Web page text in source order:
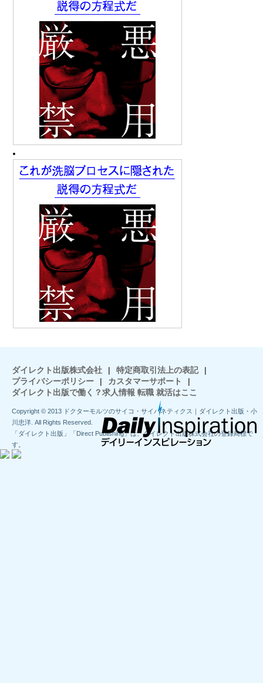
ダイレクト出版株式会社 | 特定商取引法上の表記
|
プライバシーポリシー
| カスタマーサポート
|
ダイレクト出版で働く？求人情報 転職 就活はここ
Copyright © 2013 ドクターモルツのサイコ・サイバネティクス｜ダイレクト出版・小
川忠洋. All Rights Reserved.
「ダイレクト出版」「Direct Publishing」は、ダイレクト出版株式会社の登録商標で
す。